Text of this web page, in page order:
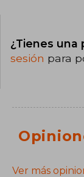
¿Tienes una
sesión para
Ver más